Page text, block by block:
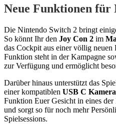
Neue Funktionen für
Die Nintendo Switch 2 bringt
So könnt Ihr den Joy Con 2 im
das Cockpit aus einer völlig neuen
Funktion steht in der Kampagne
zur Verfügung und ermöglicht
Darüber hinaus unterstützt das
einer kompatiblen USB C Kamera
Funktion Euer Gesicht in eines
und sorgt so für noch mehr
Spielsessions.